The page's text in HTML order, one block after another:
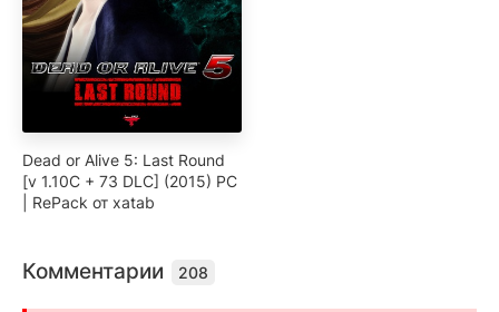
Dead or Alive 5: Last Round
[v 1.10C + 73 DLC] (2015) PC
| RePack от xatab
Комментарии 208